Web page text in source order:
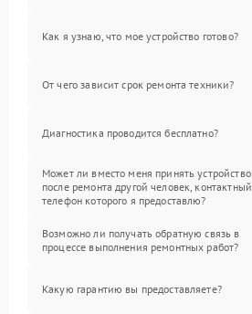
Как я узнаю, что мое устройство готово?
От чего зависит срок ремонта техники?
Диагностика проводится бесплатно?
Может ли вместо меня принять устройство
после ремонта другой человек, контактный
телефон которого я предоставлю?
Возможно ли получать обратную связь в
процессе выполнения ремонтных работ?
Какую гарантию вы предоставляете?